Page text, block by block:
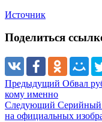
Источник
Поделиться
Предыдущий Обвал
кому именно
Следующий Серийный
на официальных